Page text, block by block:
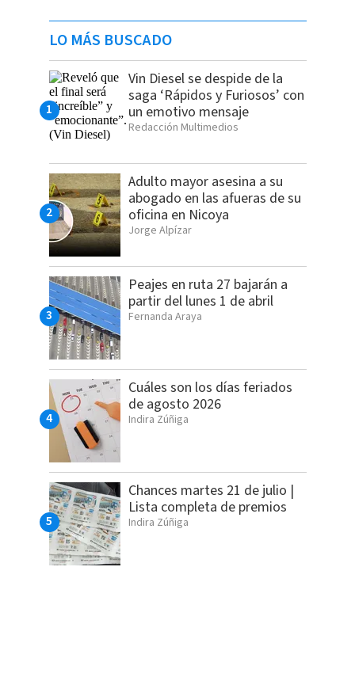
LO MÁS BUSCADO
Vin Diesel se despide de la
saga ‘Rápidos y Furiosos’ con
un emotivo mensaje
Redacción Multimedios
Adulto mayor asesina a su
abogado en las afueras de su
oficina en Nicoya
Jorge Alpízar
Peajes en ruta 27 bajarán a
partir del lunes 1 de abril
Fernanda Araya
Cuáles son los días feriados
de agosto 2026
Indira Zúñiga
Chances martes 21 de julio |
Lista completa de premios
Indira Zúñiga